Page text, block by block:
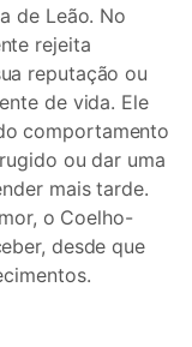
de Leão. No
rejeita
reputação ou
de vida. Ele
comportamento
ou dar uma
mais tarde.
o Coelho-
desde que